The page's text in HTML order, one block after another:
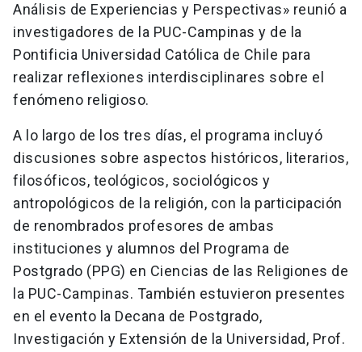
Análisis de Experiencias y Perspectivas» reunió a
investigadores de la PUC-Campinas y de la
Pontificia Universidad Católica de Chile para
realizar reflexiones interdisciplinares sobre el
fenómeno religioso.
A lo largo de los tres días, el programa incluyó
discusiones sobre aspectos históricos, literarios,
filosóficos, teológicos, sociológicos y
antropológicos de la religión, con la participación
de renombrados profesores de ambas
instituciones y alumnos del Programa de
Postgrado (PPG) en Ciencias de las Religiones de
la PUC-Campinas. También estuvieron presentes
en el evento la Decana de Postgrado,
Investigación y Extensión de la Universidad, Prof.